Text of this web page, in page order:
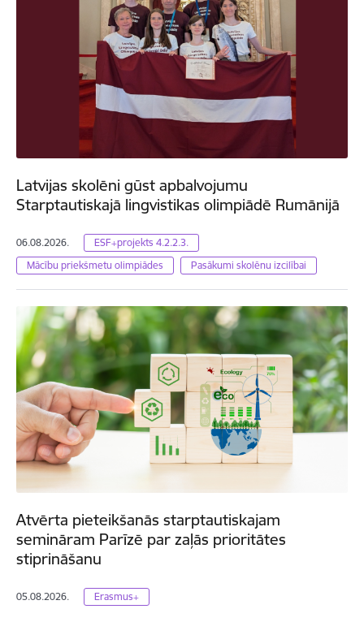
Latvijas skolēni gūst apbalvojumu
Starptautiskajā lingvistikas olimpiādē Rumānijā
06.08.2026.
ESF+projekts 4.2.2.3.
Mācību priekšmetu olimpiādes
Pasākumi skolēnu izcilībai
Atvērta pieteikšanās starptautiskajam
semināram Parīzē par zaļās prioritātes
stiprināšanu
05.08.2026. Erasmus+